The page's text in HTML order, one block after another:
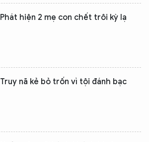
Phát hiện 2 mẹ con chết trôi kỳ lạ
Truy nã kẻ bỏ trốn vì tội đánh bạc